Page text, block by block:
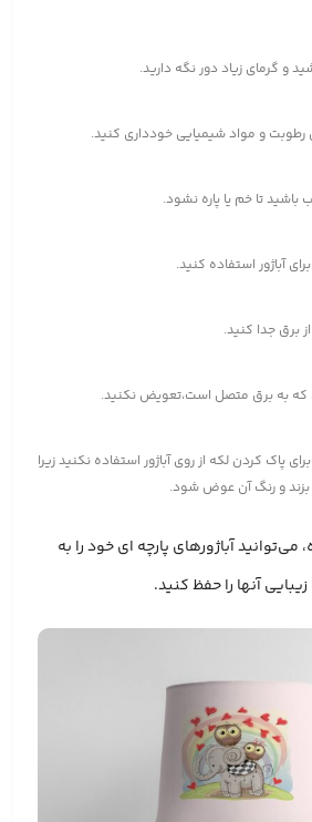
و گرمای زیاد دور نگه دارید.
رطوبت و مواد شیمیایی خودداری کنید.
باشید تا خم یا پاره نشود.
آباژور استفاده کنید.
از برق جدا کنید.
که به برق متصل است،تعویض نکنید.
پاک کردن لکه از روی آباژور استفاده نکنید زیرا
و رنگ آن عوض شود.
می‌توانید آباژورهای پارچه ای خود را به
آنها را حفظ کنید.